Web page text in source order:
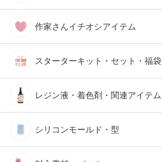
作家さんイチオシアイテム
スターターキット・セット・福袋
レジン液・着色剤・関連アイテム
シリコンモールド・型